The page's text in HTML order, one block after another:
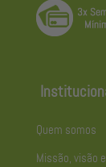
Quem somos
Missão, visão